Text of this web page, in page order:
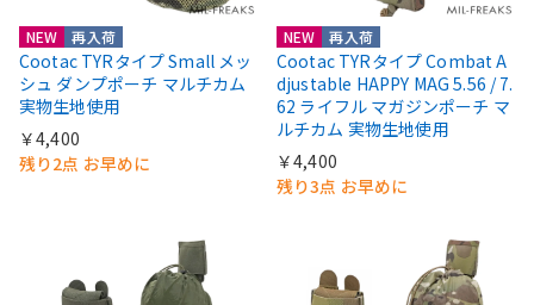
NEW 再入荷
Cootac TYRタイプ Small メッ
シュ ダンプポーチ マルチカム
実物生地使用
￥4,400
残り2点 お早めに
NEW 再入荷
Cootac TYRタイプ Combat A
djustable HAPPY MAG 5.56 / 7.
62 ライフル マガジンポーチ マ
ルチカム 実物生地使用
￥4,400
残り3点 お早めに